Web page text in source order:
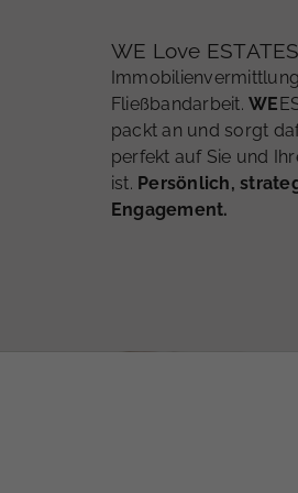
WE Love ESTATES
Fließbandarbeit.WE
packt an und sorgt
perfekt auf Sie und
ist. Persönlich,
Engagement.